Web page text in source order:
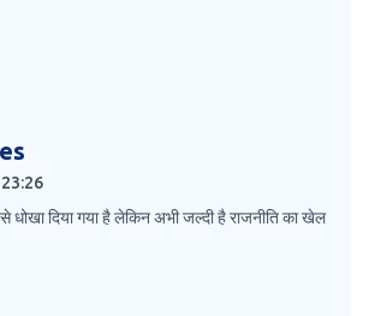
दिया गया है लेकिन अभी जल्दी है राजनीति का खेल